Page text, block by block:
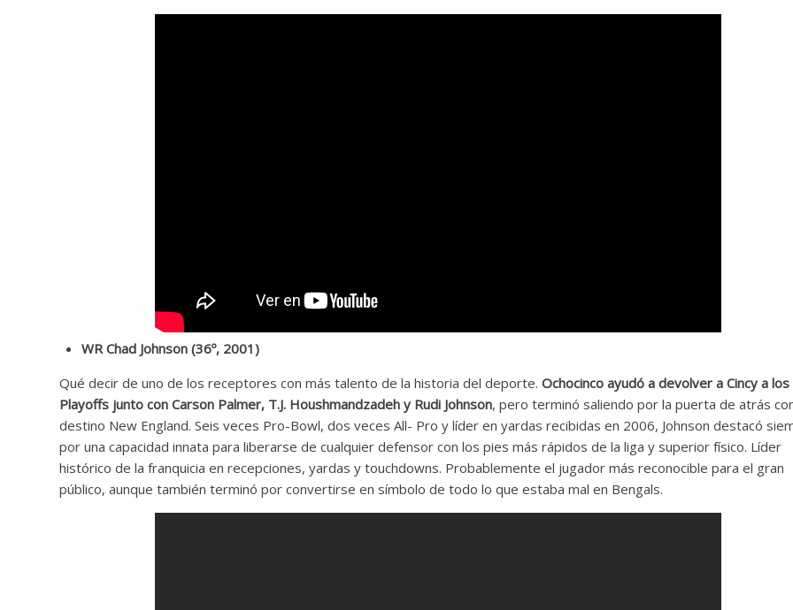
WR Chad Johnson (36º, 2001)
Qué decir de uno de los receptores con más talento de la historia del deporte.Ochocinco ayudó a devolver a Cincy a los
Playoffs junto con Carson Palmer, T.J. Houshmandzadeh y Rudi Johnson, pero terminó saliendo por la puerta de atrás
destino New England. Seis veces Pro-Bowl, dos veces All- Pro y líder en yardas recibidas en 2006, Johnson destacó
por una capacidad innata para liberarse de cualquier defensor con los pies más rápidos de la liga y superior físico. Líder
histórico de la franquicia en recepciones, yardas y touchdowns. Probablemente el jugador más reconocible para el gran
público, aunque también terminó por convertirse en símbolo de todo lo que estaba mal en Bengals.